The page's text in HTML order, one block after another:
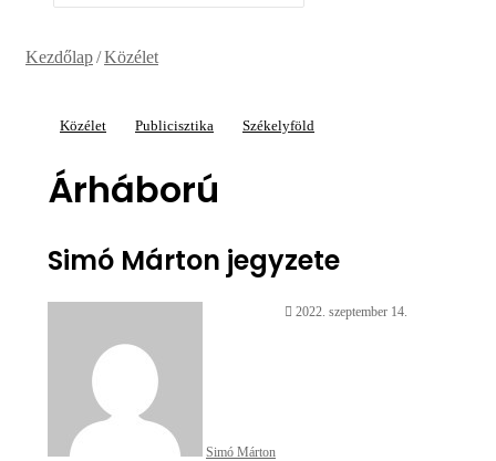
Kezdőlap/Közélet
Közélet Publicisztika Székelyföld
Árháború
Simó Márton jegyzete
Simó Márton
Send2022. szeptember 14.